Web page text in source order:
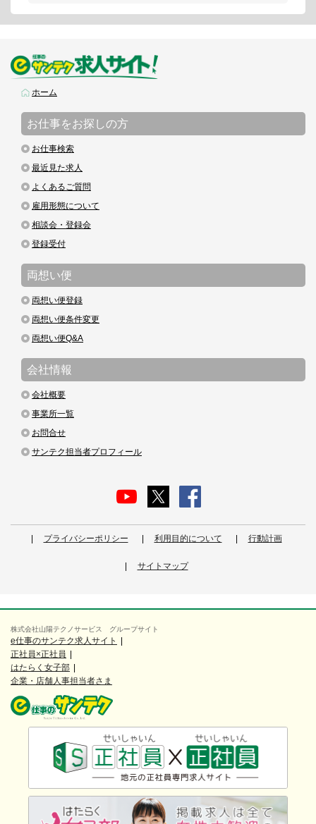
ホーム
お仕事をお探しの方
お仕事検索
最近見た求人
よくあるご質問
雇用形態について
相談会・登録会
登録受付
両想い便
両想い便登録
両想い便条件変更
両想い便Q&A
会社情報
会社概要
事業所一覧
お問合せ
サンテク担当者プロフィール
プライバシーポリシー 利用目的について 行動計画
サイトマップ
株式会社山陽テクノサービス グループサイト
e仕事のサンテク求人サイト
正社員×正社員
はたらく女子部
企業・店舗人事担当者さま